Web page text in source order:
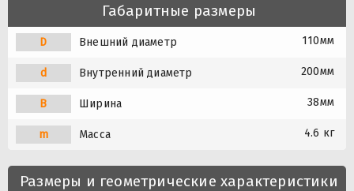
Габаритные размеры
D Внешний диаметр 110мм
d Внутренний диаметр 200мм
B Ширина 38мм
m Масса 4.6 кг
Размеры и геометрические характеристики